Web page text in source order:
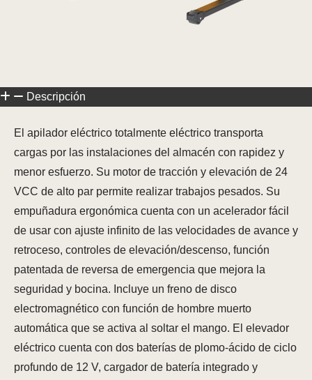
Descripción
El apilador eléctrico totalmente eléctrico transporta
cargas por las instalaciones del almacén con rapidez y
menor esfuerzo. Su motor de tracción y elevación de 24
VCC de alto par permite realizar trabajos pesados. Su
empuñadura ergonómica cuenta con un acelerador fácil
de usar con ajuste infinito de las velocidades de avance y
retroceso, controles de elevación/descenso, función
patentada de reversa de emergencia que mejora la
seguridad y bocina. Incluye un freno de disco
electromagnético con función de hombre muerto
automática que se activa al soltar el mango. El elevador
eléctrico cuenta con dos baterías de plomo-ácido de ciclo
profundo de 12 V, cargador de batería integrado y